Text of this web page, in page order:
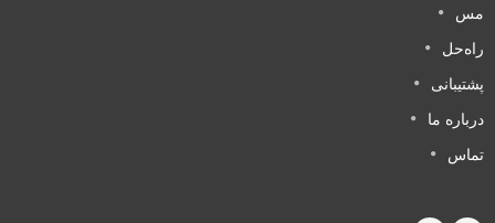
مس
راه‌حل
پشتیبانی
درباره ما
تماس